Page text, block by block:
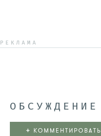
РЕКЛАМА
ОБСУЖДЕНИЕ
+ КОММЕНТИРОВАТЬ